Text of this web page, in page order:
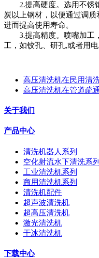
2.提高硬度。选用不锈
炭以上钢材， 以便通过调质
进而提高使用寿命。
3.提高精度。喷嘴加工 ，
工， 如铰孔、研孔,或者用
高压清洗机在民用清
高压清洗机在管道疏
关于我们
产品中心
清洗机器人系列
空化射流水下清洗系列
工业清洗机系列
商用清洗机系列
清洗机配件
超声波清洗机
超高压清洗机
激光清洗机
干冰清洗机
下载中心